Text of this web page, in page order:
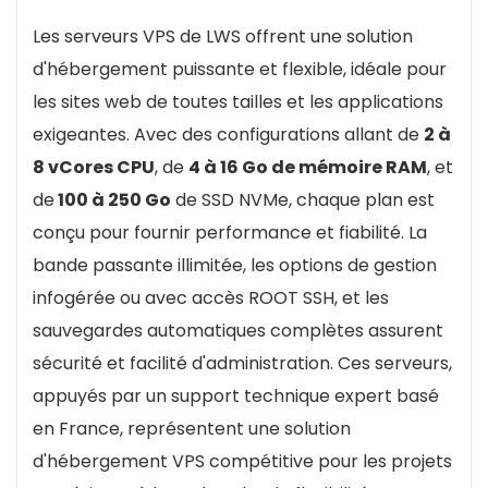
Peut représenter un coût plus élevé par rapport
à l'hébergement partagé pour les petits projets.
multitude d'outils pour la sécurité et la gestion.
Malgré ses promesses, les limites liées à la
personnalisation et aux performances sous
charge élevée méritent attention. Cette offre
convient à une variété de projets, mais une
évaluation attentive est conseillée pour les sites
à haute demande.
Fiabilité
Support
Interface Panneau de configuration 8.1
Les serveurs VPS de LWS offrent une solution
d'hébergement puissante et flexible, idéale pour
les sites web de toutes tailles et les applications
exigeantes. Avec des configurations allant de 2 à
8 vCores CPU, de 4 à 16 Go de mémoire RAM, et
de100 à 250 Go de SSD NVMe, chaque plan est
conçu pour fournir performance et fiabilité. La
bande passante illimitée, les options de gestion
infogérée ou avec accès ROOT SSH, et les
sauvegardes automatiques complètes assurent
sécurité et facilité d'administration. Ces serveurs,
appuyés par un support technique expert basé
en France, représentent une solution
d'hébergement VPS compétitive pour les projets